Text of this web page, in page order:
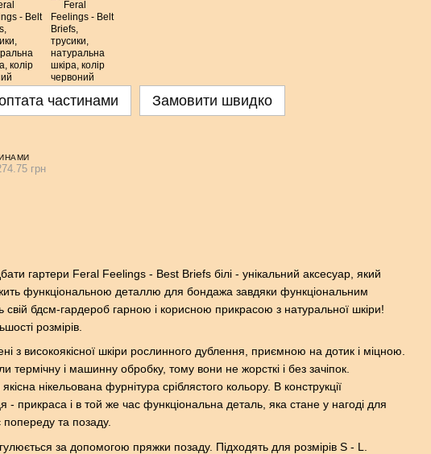
частинами Замовити швидко
грн
гартери Feral Feelings - Best Briefs білі - унікальний аксесуар, який
функціональною деталлю для бондажа завдяки функціональним
свій бдсм-гардероб гарною і корисною прикрасою з натуральної шкіри!
розмірів.
з високоякісної шкіри рослинного дублення, приємною на дотик і міцною.
термічну і машинну обробку, тому вони не жорсткі і без зачіпок.
нікельована фурнітура сріблястого кольору. В конструкції
- прикраса і в той же час функціональна деталь, яка стане у нагоді для
та позаду.
за допомогою пряжки позаду. Підходять для розмірів S - L.